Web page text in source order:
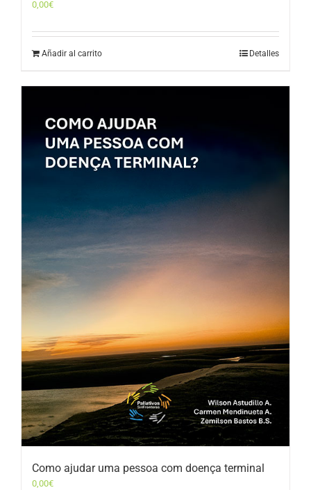
0,00€
Añadir al carrito Detalles
Como ajudar uma pessoa com doença terminal
0,00€